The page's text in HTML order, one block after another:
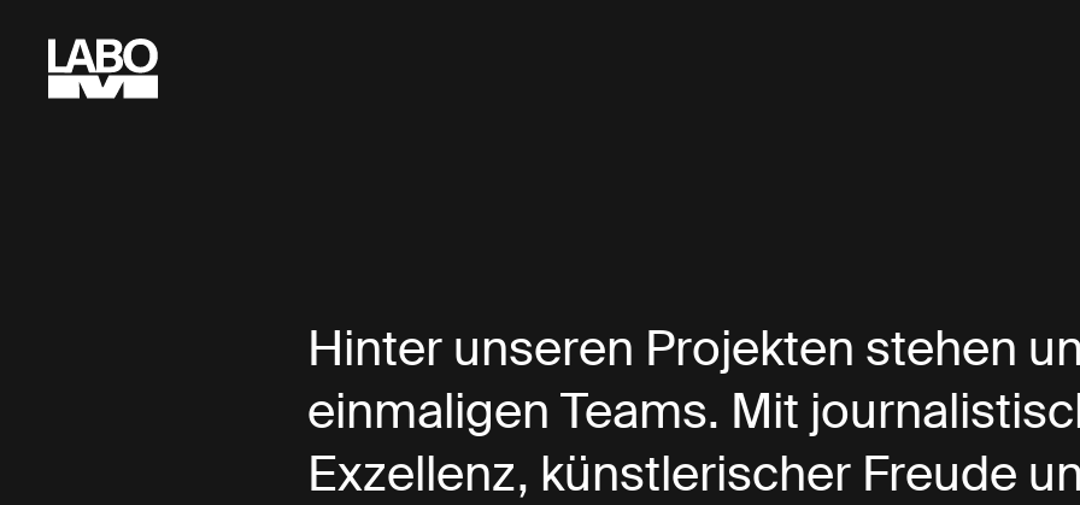
Hinter unseren Projekten stehen
einmaligen Teams. Mit
Exzellenz, künstlerischer Freude